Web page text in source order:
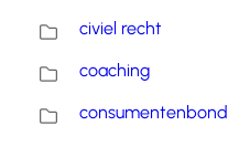
civiel recht
coaching
consumentenbond